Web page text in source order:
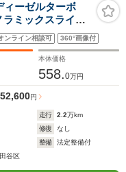
ーゼルターボ
ミックスライデ
ージ/レーダーセ
プナー/アンビエ
ートヒーター
ンライン相談可 360°画像付
本体価格
558.0万円
52,600円
走行 2.2万km
修復
なし
整備
法定整備付
谷区